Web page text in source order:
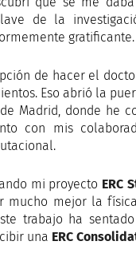
de la
gratificante.
de hacer el
Eso abrió la
Madrid, donde he
con mis
mi proyecto ERC
mucho mejor la
trabajo ha
una ERC